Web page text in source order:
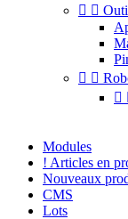
 
 

Modules
! Articles en
Nouveaux
CMS
Lots